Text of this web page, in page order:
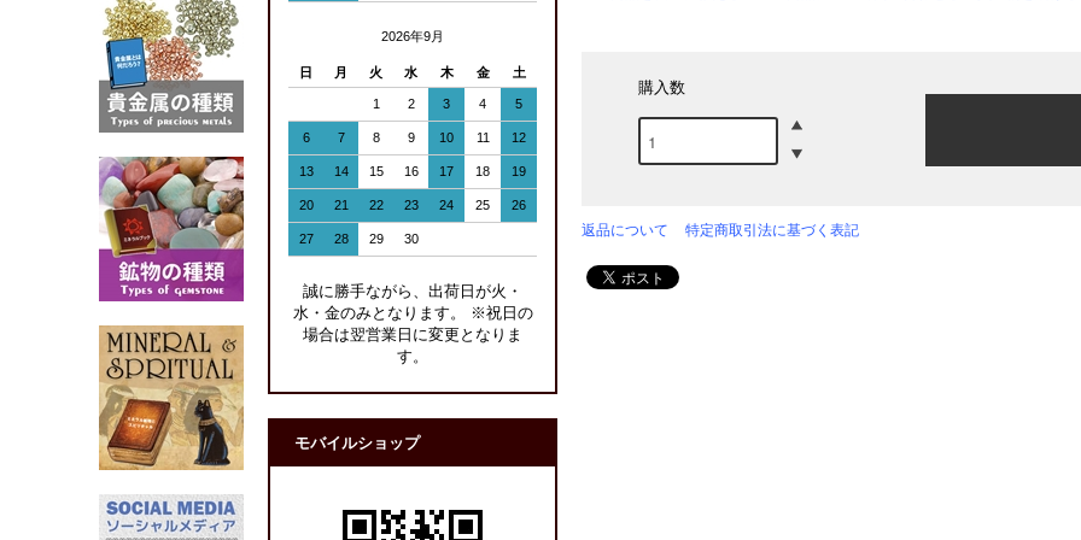
購入数
返品について 特定商取引法に基づく表記
2026年9月
日 月 火 水 木 金 土
1 2 3 4 5
6 7 8 9 10 11 12
13 14 15 16 17 18 19
20 21 22 23 24 25 26
27 28 29 30
誠に勝手ながら、出荷日が火・
水・金のみとなります。 ※祝日の
場合は翌営業日に変更となりま
す。
モバイルショップ